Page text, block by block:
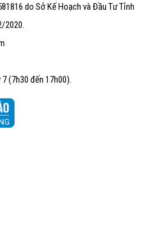
do Sở Kế Hoạch và Đầu Tư Tỉnh
2020.
(7h30 đến 17h00).